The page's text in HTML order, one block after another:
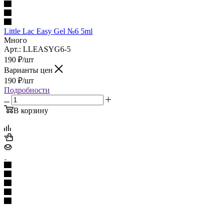
Little Lac Easy Gel №6 5ml
Много
Арт.: LLEASYG6-5
190 ₽/шт
Варианты цен
190 ₽/шт
Подробности
В корзину